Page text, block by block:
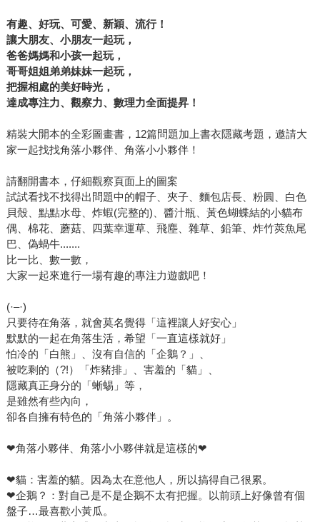
有趣、好玩、可愛、新穎、流行！
讓大朋友、小朋友一起玩，
爸爸媽媽和小孩一起玩，
哥哥姐姐弟弟妹妹一起玩，
把握相處的美好時光，
達成專注力、觀察力、數理力全面提昇！
精裝大開本的全彩圖畫書，12篇問題加上書衣隱藏考題，邀請大
家一起找找角落小夥伴、角落小小夥伴！
請翻開書本，仔細觀察頁面上的圖案
試試看找不找得出問題中的帽子、夾子、麵包店長、粉圓、白色
貝殼、點點水母、炸蝦(完整的)、醬汁瓶、黃色蝴蝶結的小貓布
偶、棉花、蘑菇、四葉幸運草、飛塵、雜草、鉛筆、炸竹莢魚尾
巴、偽蝸牛.......
比一比、數一數，
大家一起來進行一場有趣的專注力遊戲吧！
(·–·)
只要待在角落，就會莫名覺得「這裡讓人好安心」
默默的一起在角落生活，希望「一直這樣就好」
怕冷的「白熊」、沒有自信的「企鵝？」、
被吃剩的（?!）「炸豬排」、害羞的「貓」、
隱藏真正身分的「蜥蜴」等，
是雖然有些內向，
卻各自擁有特色的「角落小夥伴」。
❤角落小夥伴、角落小小夥伴就是這樣的❤
❤貓：害羞的貓。因為太在意他人，所以搞得自己很累。
❤企鵝？：對自己是不是企鵝不太有把握。以前頭上好像曾有個
盤子…最喜歡小黃瓜。